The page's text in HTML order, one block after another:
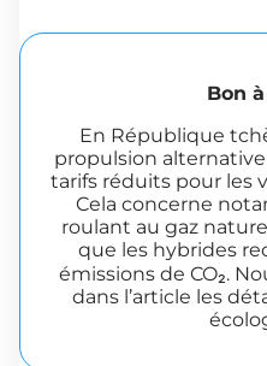
Bon
En République
propulsion
tarifs réduits pour les
Cela concerne
roulant au gaz
que les hybrides
émissions de CO₂.
dans l’article les